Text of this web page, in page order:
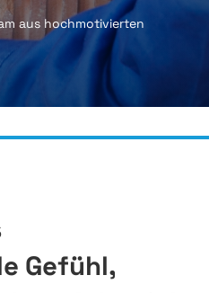
aus hochmotivierten
Gefühl,